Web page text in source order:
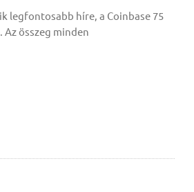
legfontosabb híre, a Coinbase 75
összeg minden